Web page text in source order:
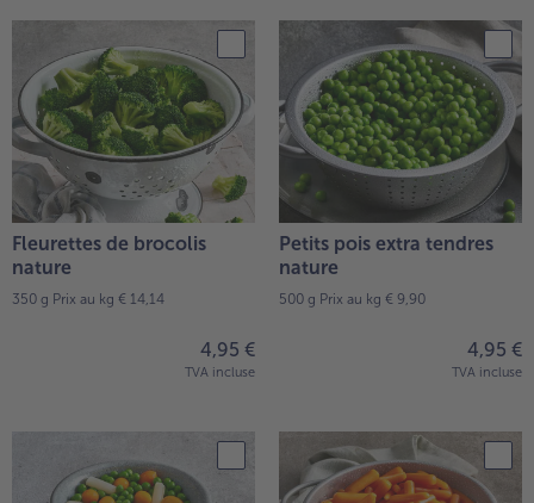
Fleurettes de brocolis
nature
350 g Prix au kg € 14,14
4,95 €
TVA incluse
Petits pois extra tendres
nature
500 g Prix au kg € 9,90
4,95 €
TVA incluse